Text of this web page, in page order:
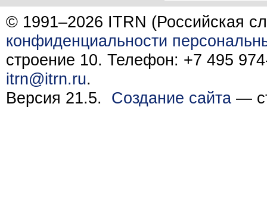
© 1991–2026 ITRN (Российская
конфиденциальности
строение 10. Телефон: +7 495
itrn@itrn.ru.
Версия 21.5. Создание сайта —